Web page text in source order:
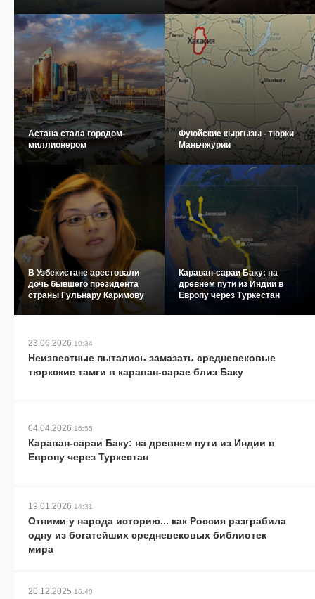
Астана стала городом-
миллионером
Фуюйские кыргызы - тюрки
Маньчжурии
В Узбекистане арестовали
дочь бывшего президента
страны Гульнару Каримову
Караван-сараи Баку: на
древнем пути из Индии в
Европу через Туркестан
23.06.2026 10:34
Неизвестные пытались замазать средневековые
тюркские тамги в караван-сарае близ Баку
04.04.2026 16:55
Караван-сараи Баку: на древнем пути из Индии в
Европу через Туркестан
19.01.2026 14:31
Отними у народа историю... как Россия разграбила
одну из богатейших средневековых библиотек
мира
20.12.2025 16:40